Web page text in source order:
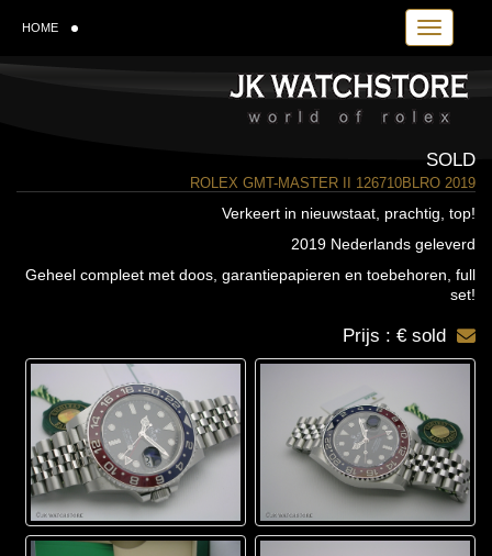
Toggle
HOME
SOLD
ROLEX GMT-MASTER II 126710BLRO 2019
Verkeert in nieuwstaat, prachtig, top!
2019 Nederlands geleverd
Geheel compleet met doos, garantiepapieren en toebehoren, full
set!
Prijs : € sold